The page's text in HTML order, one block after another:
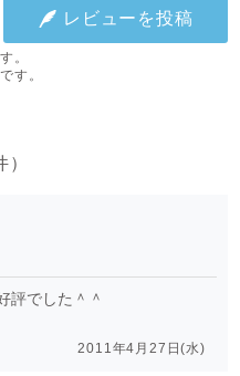
）
レビューを投稿
。
す。
評でした＾＾
2011年4月27日(水)